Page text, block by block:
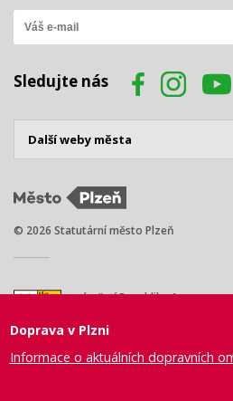
Sledujte nás
© 2026 Statutární město Plzeň
náměstí Republiky 1
Tel.: +420 378 031 111
Doprava v Plzni
Informace o aktuálních dopravních